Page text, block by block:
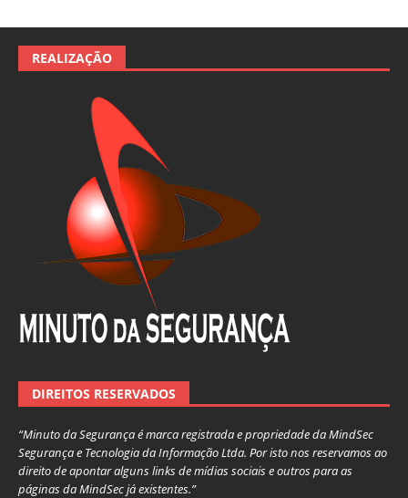
REALIZAÇÃO
DIREITOS RESERVADOS
“Minuto da Segurança é marca registrada e propriedade da MindSec
Segurança e Tecnologia da Informação Ltda. Por isto nos reservamos ao
direito de apontar alguns links de mídias sociais e outros para as
páginas da MindSec já existentes.”